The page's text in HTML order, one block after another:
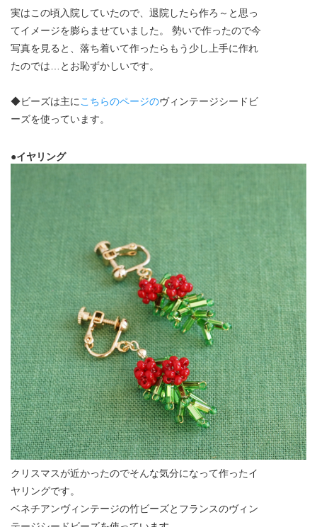
実はこの頃入院していたので、退院したら作ろ～と思っ
てイメージを膨らませていました。 勢いで作ったので今
写真を見ると、落ち着いて作ったらもう少し上手に作れ
たのでは…とお恥ずかしいです。
◆ビーズは主に こちらのページのヴィンテージシードビ
ーズを使っています。
●イヤリング
クリスマスが近かったのでそんな気分になって作ったイ
ヤリングです。
ベネチアンヴィンテージの竹ビーズとフランスのヴィン